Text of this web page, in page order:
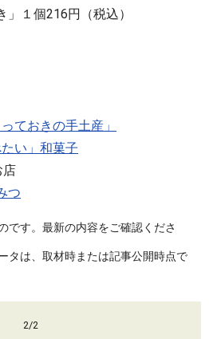
１個216円（税込）
ておきの手土産」
い」和菓子
店
つ
です。最新の内容をご確認くださ
タは、取材時または記事公開時点で
2/2